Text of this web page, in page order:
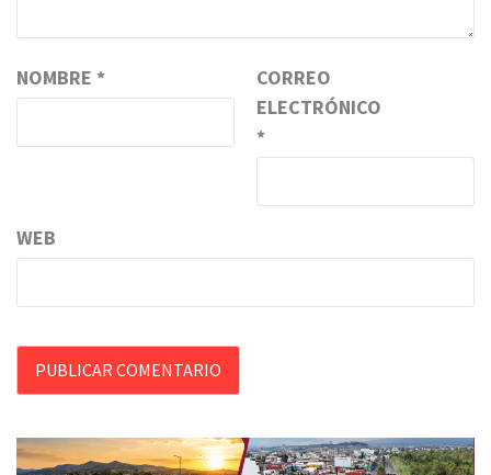
NOMBRE *
CORREO
ELECTRÓNICO
*
WEB